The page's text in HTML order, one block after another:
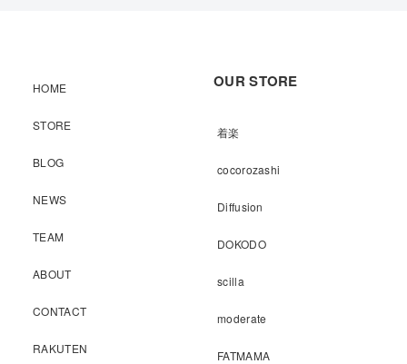
HOME
STORE
BLOG
NEWS
TEAM
ABOUT
CONTACT
RAKUTEN
OUR STORE
着楽
cocorozashi
Diffusion
DOKODO
scilla
moderate
FATMAMA